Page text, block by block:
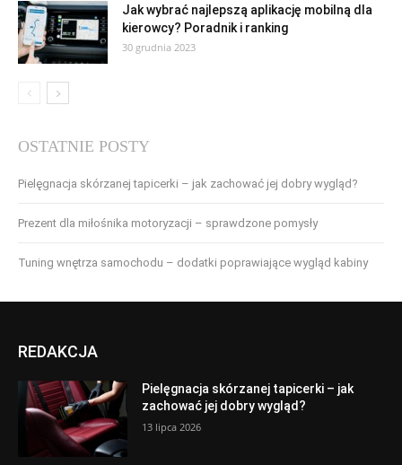
Jak wybrać najlepszą aplikację mobilną dla
kierowcy? Poradnik i ranking
30 grudnia 2023
OSTATNIE POSTY
Pielęgnacja skórzanej tapicerki – jak zachować jej dobry wygląd?
Prezent dla miłośnika motoryzacji – sprawdzone pomysły
Tuning wnętrza samochodu – dodatki poprawiające wygląd kabiny
REDAKCJA
Pielęgnacja skórzanej tapicerki – jak
zachować jej dobry wygląd?
13 lipca 2026